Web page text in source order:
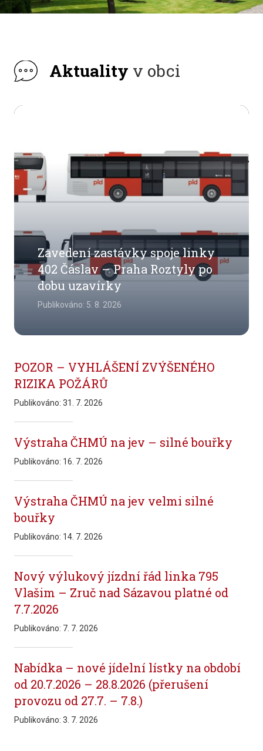
Aktuality v obci
Zavedení zastávky spoje linky
402 Čáslav – Praha Roztyly po
dobu uzavírky
Publikováno: 5. 8. 2026
POZOR – VYHLÁŠENÍ ZVÝŠENÉHO
RIZIKA POŽÁRŮ
Publikováno: 31. 7. 2026
Výstraha ČHMÚ na jev – silné bouřky
Publikováno: 16. 7. 2026
Výstraha ČHMÚ na jev velmi silné
bouřky
Publikováno: 14. 7. 2026
Nový výlukový jízdní řád linka 795
Vlašim – Zruč nad Sázavou platné od
7.7.2026
Publikováno: 7. 7. 2026
Nabídka – nové jídelní lístky na období
od 20.7.2026 – 28.8.2026 (přerušení
provozu od 27.7. – 7.8.)
Publikováno: 3. 7. 2026